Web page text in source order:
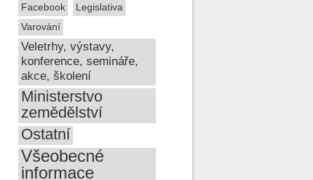
Facebook
Legislativa
Varování
Veletrhy, výstavy,
konference, semináře,
akce, školení
Ministerstvo
zemědělství
Ostatní
Všeobecné
informace